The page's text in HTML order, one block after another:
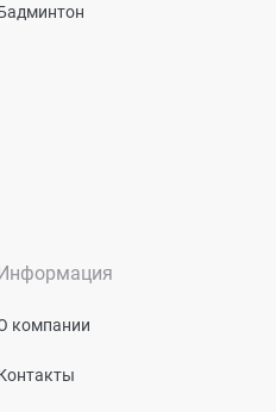
компании